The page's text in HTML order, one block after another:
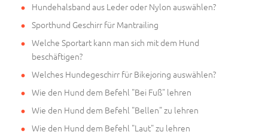
Hundehalsband aus Leder oder Nylon auswählen?
Sporthund Geschirr für Mantrailing
Welche Sportart kann man sich mit dem Hund
beschäftigen?
Welches Hundegeschirr für Bikejoring auswählen?
Wie den Hund dem Befehl "Bei Fuß" lehren
Wie den Hund dem Befehl "Bellen" zu lehren
Wie den Hund dem Befehl "Laut" zu lehren